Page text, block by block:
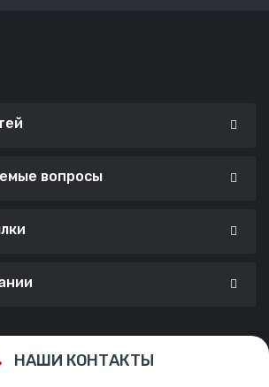
вопросы
с ❤️ вCherry Lab Agency
НАШИ КОНТАКТЫ